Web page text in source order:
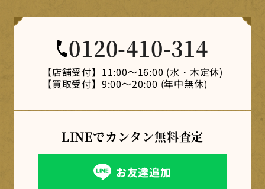
0120-410-314
【店舗受付】 11:00～16:00 (水・木定休)
【買取受付】 9:00～20:00 (年中無休)
LINEでカンタン無料査定
お友達追加